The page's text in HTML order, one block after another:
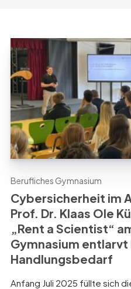
Berufliches Gymnasium
Cybersicherheit im
Prof. Dr. Klaas Ole
„Rent a Scientist“
Gymnasium
Handlungsbedarf
Anfang Juli 2025 füllte sich